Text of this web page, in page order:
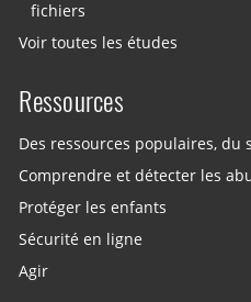
fichiers
Voir toutes les études
Ressources
Des ressources populaires,
Comprendre et détecter les
Protéger les enfants
Sécurité en ligne
Agir